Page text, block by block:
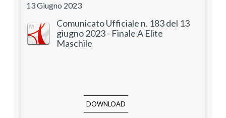
13 Giugno 2023
Comunicato Ufficiale n. 183 del 13
giugno 2023 - Finale A Elite
Maschile
DOWNLOAD